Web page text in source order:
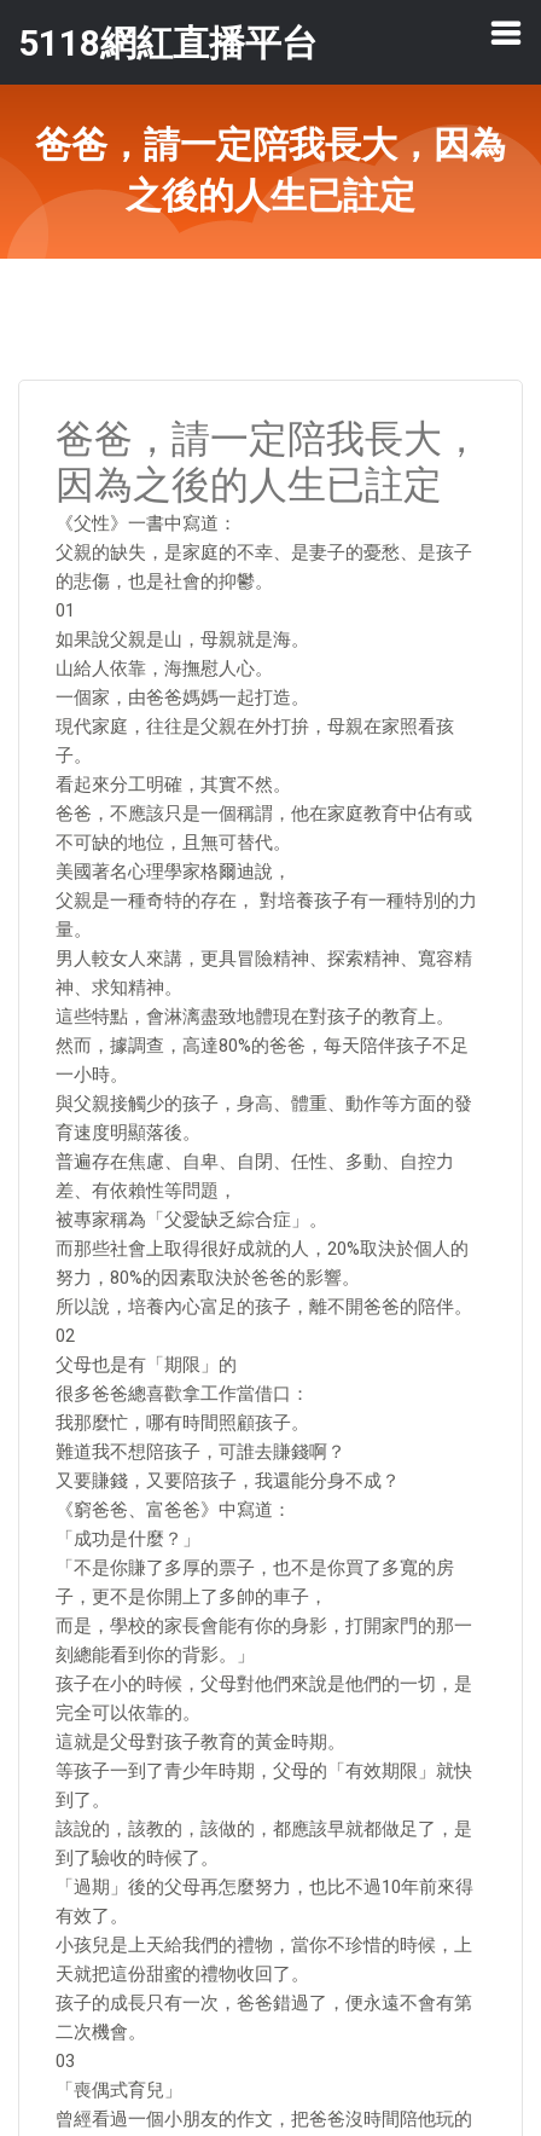
5118網紅直播平台
爸爸，請一定陪我長大，因為
之後的人生已註定
爸爸，請一定陪我長大，
因為之後的人生已註定
《父性》一書中寫道：
父親的缺失，是家庭的不幸、是妻子的憂愁、是孩子
的悲傷，也是社會的抑鬱。
01
如果說父親是山，母親就是海。
山給人依靠，海撫慰人心。
一個家，由爸爸媽媽一起打造。
現代家庭，往往是父親在外打拚，母親在家照看孩
子。
看起來分工明確，其實不然。
爸爸，不應該只是一個稱謂，他在家庭教育中佔有或
不可缺的地位，且無可替代。
美國著名心理學家格爾迪說，
父親是一種奇特的存在， 對培養孩子有一種特別的力
量。
男人較女人來講，更具冒險精神、探索精神、寬容精
神、求知精神。
這些特點，會淋漓盡致地體現在對孩子的教育上。
然而，據調查，高達80%的爸爸，每天陪伴孩子不足
一小時。
與父親接觸少的孩子，身高、體重、動作等方面的發
育速度明顯落後。
普遍存在焦慮、自卑、自閉、任性、多動、自控力
差、有依賴性等問題，
被專家稱為「父愛缺乏綜合症」。
而那些社會上取得很好成就的人，20%取決於個人的
努力，80%的因素取決於爸爸的影響。
所以說，培養內心富足的孩子，離不開爸爸的陪伴。
02
父母也是有「期限」的
很多爸爸總喜歡拿工作當借口：
我那麼忙，哪有時間照顧孩子。
難道我不想陪孩子，可誰去賺錢啊？
又要賺錢，又要陪孩子，我還能分身不成？
《窮爸爸、富爸爸》中寫道：
「成功是什麼？」
「不是你賺了多厚的票子，也不是你買了多寬的房
子，更不是你開上了多帥的車子，
而是，學校的家長會能有你的身影，打開家門的那一
刻總能看到你的背影。」
孩子在小的時候，父母對他們來說是他們的一切，是
完全可以依靠的。
這就是父母對孩子教育的黃金時期。
等孩子一到了青少年時期，父母的「有效期限」就快
到了。
該說的，該教的，該做的，都應該早就都做足了，是
到了驗收的時候了。
「過期」後的父母再怎麼努力，也比不過10年前來得
有效了。
小孩兒是上天給我們的禮物，當你不珍惜的時候，上
天就把這份甜蜜的禮物收回了。
孩子的成長只有一次，爸爸錯過了，便永遠不會有第
二次機會。
03
「喪偶式育兒」
曾經看過一個小朋友的作文，把爸爸沒時間陪他玩的